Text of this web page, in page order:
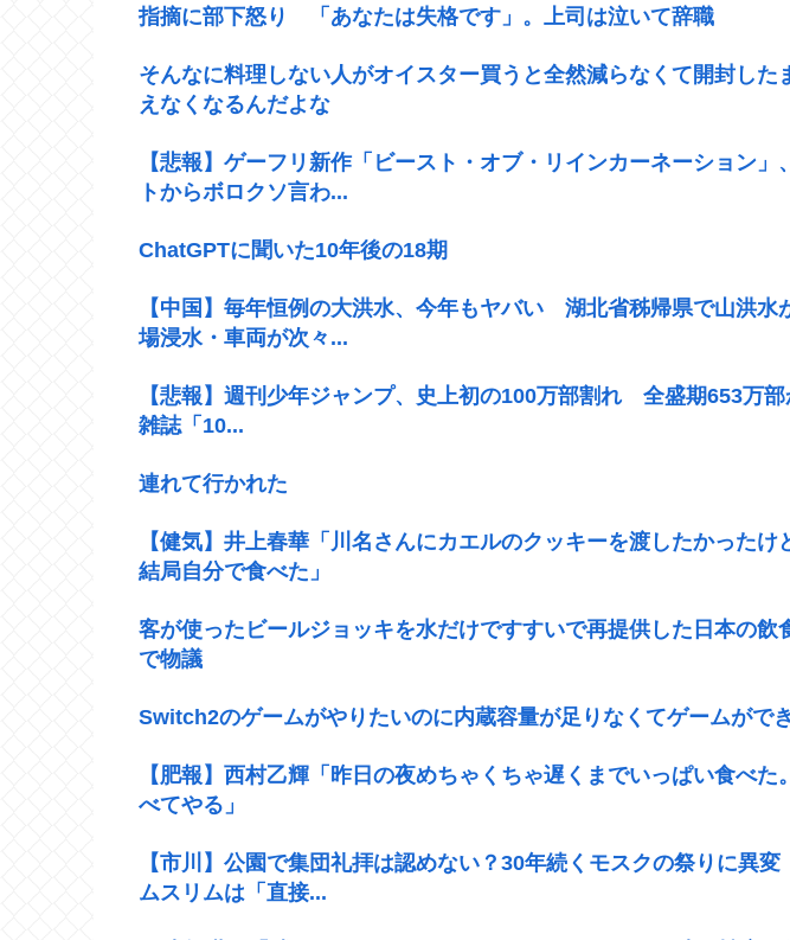
指摘に部下怒り 「あなたは失格です」。上司は泣いて辞職
そんなに料理しない人がオイスター買うと全然減らなくて開封した
えなくなるんだよな
【悲報】ゲーフリ新作「ビースト・オブ・リインカーネーション」
トからボロクソ言わ...
ChatGPTに聞いた10年後の18期
【中国】毎年恒例の大洪水、今年もヤバい 湖北省秭帰県で山洪水
場浸水・車両が次々...
【悲報】週刊少年ジャンプ、史上初の100万部割れ 全盛期653万
雑誌「10...
連れて行かれた
【健気】井上春華「川名さんにカエルのクッキーを渡したかったけ
結局自分で食べた」
客が使ったビールジョッキを水だけですすいで再提供した日本の
で物議
Switch2のゲームがやりたいのに内蔵容量が足りなくてゲームがで
【肥報】西村乙輝「昨日の夜めちゃくちゃ遅くまでいっぱい食べた
べてやる」
【市川】公園で集団礼拝は認めない？30年続くモスクの祭りに異
ムスリムは「直接...